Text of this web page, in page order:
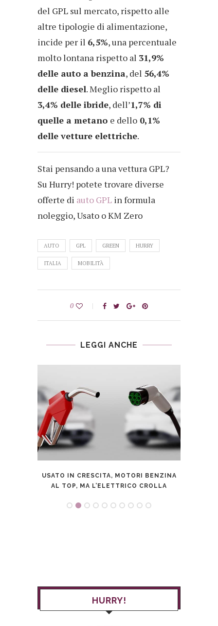
del GPL sul mercato, rispetto alle
altre tipologie di alimentazione,
incide per il 6,5%, una percentuale
molto lontana rispetto al 31,9%
delle auto a benzina, del 56,4%
delle diesel. Meglio rispetto al
3,4% delle ibride, dell’1,7% di
quelle a metano e dello 0,1%
delle vetture elettriche.
Stai pensando a una vettura GPL?
Su Hurry! potete trovare diverse
offerte di auto GPL in formula
noleggio, Usato o KM Zero
AUTO GPL GREEN HURRY
ITALIA MOBILITÀ
0
LEGGI ANCHE
USATO IN CRESCITA, MOTORI BENZINA
AL TOP, MA L’ELETTRICO CROLLA
HURRY!